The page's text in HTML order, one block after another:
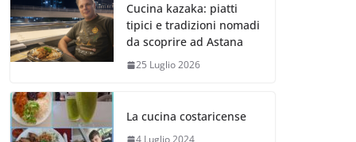
Cucina kazaka: piatti
tipici e tradizioni nomadi
da scoprire ad Astana
25 Luglio 2026
La cucina costaricense
4 Luglio 2024